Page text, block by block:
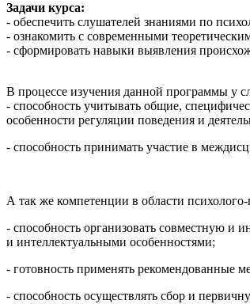
Задачи курса:
- обеспечить слушателей знаниями по
- ознакомить с современными
- сформировать навыки выявления
В процессе изучения данной программы у
- способность учитывать общие,
особенности регуляции поведения и
- способность принимать участие в
А так же компетенции в области
- способность организовать совместную и
и интеллектуальными особенностями;
- готовность применять рекомендованные
- способность осуществлять сбор и